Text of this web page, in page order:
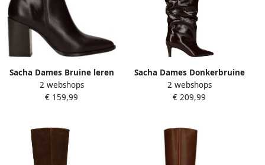
Sacha Dames Bruine leren
enkellaarsjes
2 webshops
€ 159,99
Sacha Dames Donkerbruine
lakleren hoge laarzen
2 webshops
€ 209,99